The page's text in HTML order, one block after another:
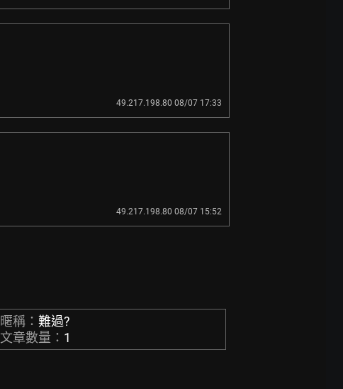
49.217.198.80 08/07 17:33
49.217.198.80 08/07 15:52
暱稱：難過?
文章數量： 1